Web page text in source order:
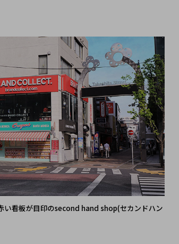
い看板が目印のsecond hand shop(セカンドハン